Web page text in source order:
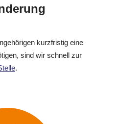
kurzfristig eine
sind wir schnell zur
.